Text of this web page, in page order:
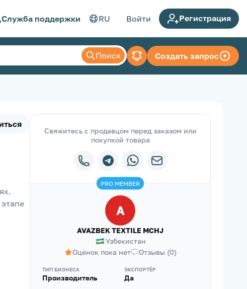
Служба поддержки RU Войти Регистрация
Поиск Создать запрос
Свяжитесь с продавцом перед заказом или
покупкой товара
A
AVAZBEK TEXTILE MCHJ
Узбекистан
Оценок пока нет
Отзывы (0)
ТИП БИЗНЕСА
Производитель
ЭКСПОРТЁР
Да
PRO MEMBER